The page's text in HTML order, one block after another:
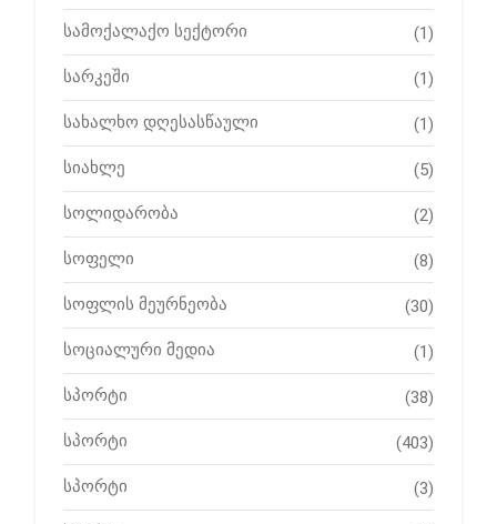
სამოქალაქო სექტორი (1)
სარკეში (1)
სახალხო დღესასწაული (1)
სიახლე (5)
სოლიდარობა (2)
სოფელი (8)
სოფლის მეურნეობა (30)
სოციალური მედია (1)
სპორტი (38)
სპორტი (403)
სპორტი (3)